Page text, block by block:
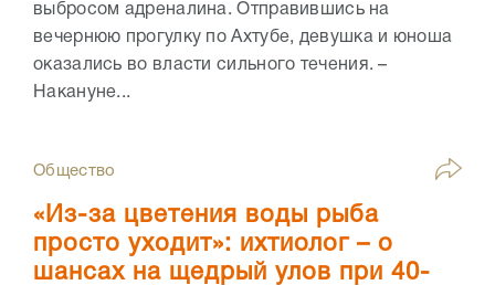
выбросом адреналина. Отправившись на
вечернюю прогулку по Ахтубе, девушка и юноша
оказались во власти сильного течения. –
Накануне...
Общество
«Из-за цветения воды рыба
просто уходит»: ихтиолог – о
шансах на щедрый улов при 40-